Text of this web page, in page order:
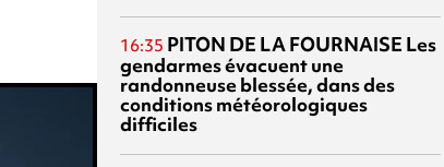
16:35 PITON DE LA FOURNAISE Les
gendarmes évacuent une
randonneuse blessée, dans des
conditions météorologiques
difficiles